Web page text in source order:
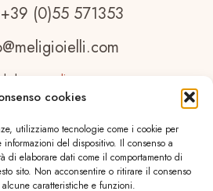
cookies
utilizziamo tecnologie come i cookie per
informazioni del dispositivo. Il consenso a
di elaborare dati come il comportamento di
sito. Non acconsentire o ritirare il consenso
caratteristiche e funzioni.
(0)55 571353
by essedicom